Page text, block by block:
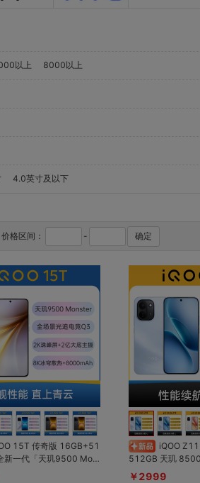
以上 8000以上
4.0英寸及以下
价格区间： - 确定
芯片稳帧性能暴涨3
512GB 天玑 8500 满血版；9020m
Ah超薄蓝海电池
￥2999